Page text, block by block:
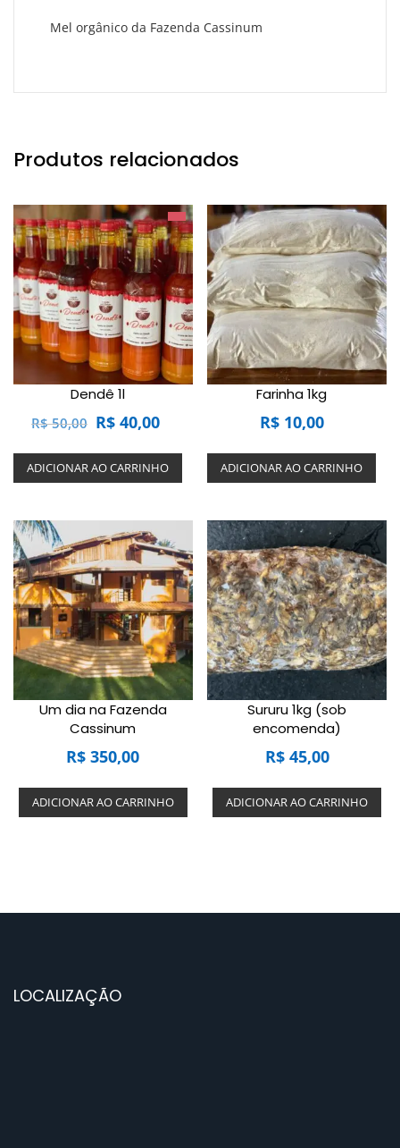
Mel orgânico da Fazenda Cassinum
Produtos relacionados
Dendê 1l
R$50,00 O
original
era:
R$ 40,00
atual
é:
ADICIONAR AO CARRINHO
Farinha 1kg
R$10,00
ADICIONAR AO CARRINHO
Um dia na Fazenda
Cassinum
R$ 350,00
ADICIONAR AO CARRINHO
Sururu 1kg (sob
encomenda)
R$45,00
ADICIONAR AO CARRINHO
LOCALIZAÇÃO